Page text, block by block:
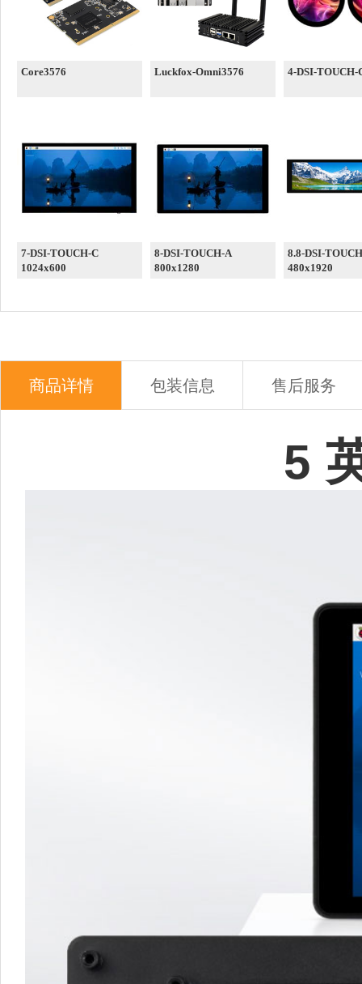
Core3576 Luckfox-Omni3576 4-DSI-TOUCH-
7-DSI-TOUCH-C
1024x600
8-DSI-TOUCH-A
800x1280
8.8-DSI-
480x1920
商品详情 包装信息 售后服务
5